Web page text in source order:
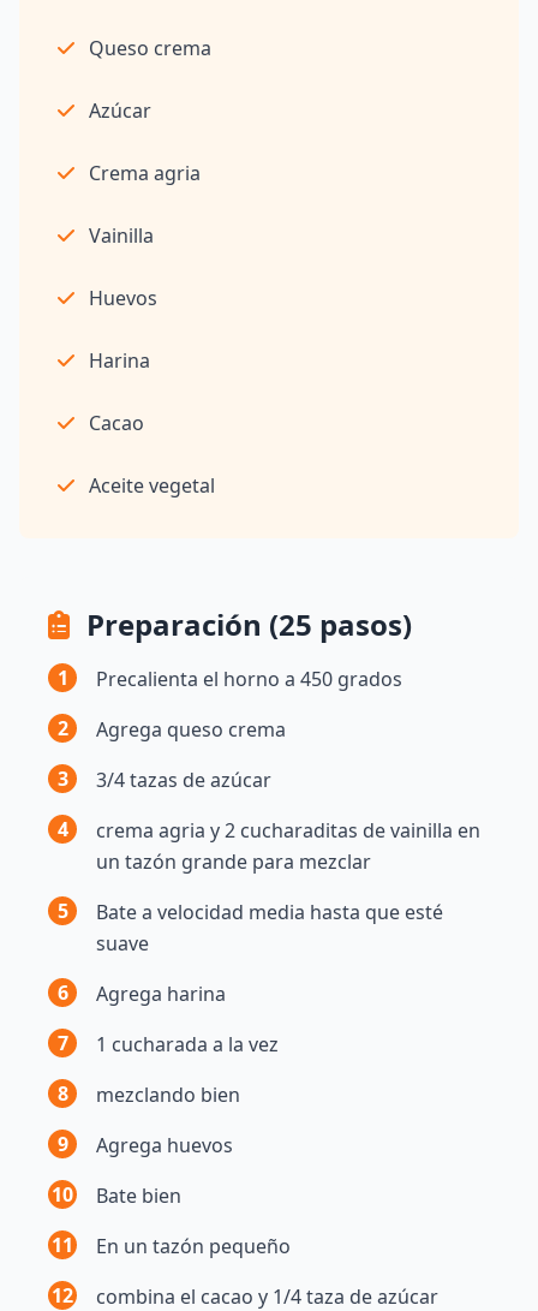
Queso crema
Azúcar
Crema agria
Vainilla
Huevos
Harina
Cacao
Aceite vegetal
Preparación (25 pasos)
1
Precalienta el horno a 450 grados
2
Agrega queso crema
3
3/4 tazas de azúcar
4
crema agria y 2 cucharaditas de vainilla en
un tazón grande para mezclar
5
Bate a velocidad media hasta que esté
suave
6
Agrega harina
7
1 cucharada a la vez
8
mezclando bien
9
Agrega huevos
10
Bate bien
11
En un tazón pequeño
12
combina el cacao y 1/4 taza de azúcar